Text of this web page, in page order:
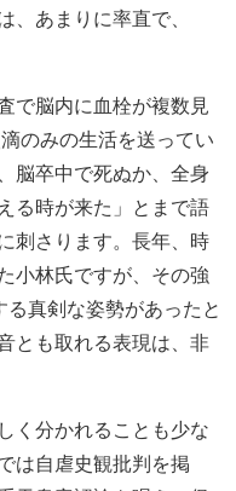
、あまりに率直で、
で脳内に血栓が複数見
のみの生活を送ってい
脳卒中で死ぬか、全身
る時が来た」とまで語
刺さります。長年、時
小林氏ですが、その強
る真剣な姿勢があったと
とも取れる表現は、非
く分かれることも少な
は自虐史観批判を掲